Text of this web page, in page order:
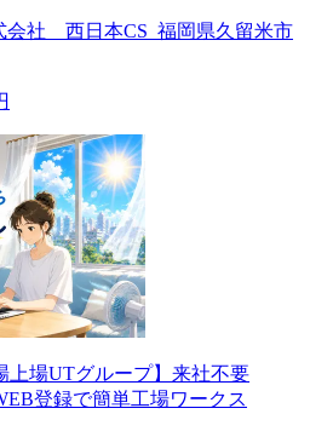
会社 西日本CS_福岡県久留米市
上場UTグループ】来社不要
登録で簡単工場ワークス